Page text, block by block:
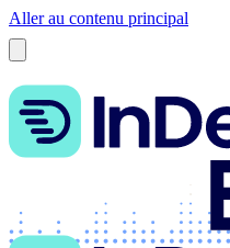
Aller au contenu principal